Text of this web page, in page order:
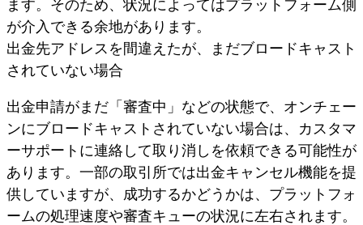
ます。そのため、状況によってはプラットフォーム側
が介入できる余地があります。
出金先アドレスを間違えたが、まだブロードキャスト
されていない場合
出金申請がまだ「審査中」などの状態で、オンチェー
ンにブロードキャストされていない場合は、カスタマ
ーサポートに連絡して取り消しを依頼できる可能性が
あります。一部の取引所では出金キャンセル機能を提
供していますが、成功するかどうかは、プラットフォ
ームの処理速度や審査キューの状況に左右されます。